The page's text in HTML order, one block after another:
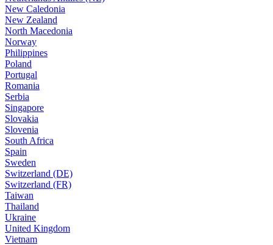
New Caledonia
New Zealand
North Macedonia
Norway
Philippines
Poland
Portugal
Romania
Serbia
Singapore
Slovakia
Slovenia
South Africa
Spain
Sweden
Switzerland (DE)
Switzerland (FR)
Taiwan
Thailand
Ukraine
United Kingdom
Vietnam